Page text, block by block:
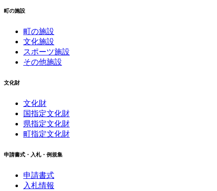
町の施設
町の施設
文化施設
スポーツ施設
その他施設
文化財
文化財
国指定文化財
県指定文化財
町指定文化財
申請書式・入札・例規集
申請書式
入札情報